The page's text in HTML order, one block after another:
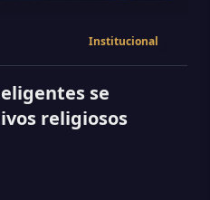
Institucional
se
religiosos